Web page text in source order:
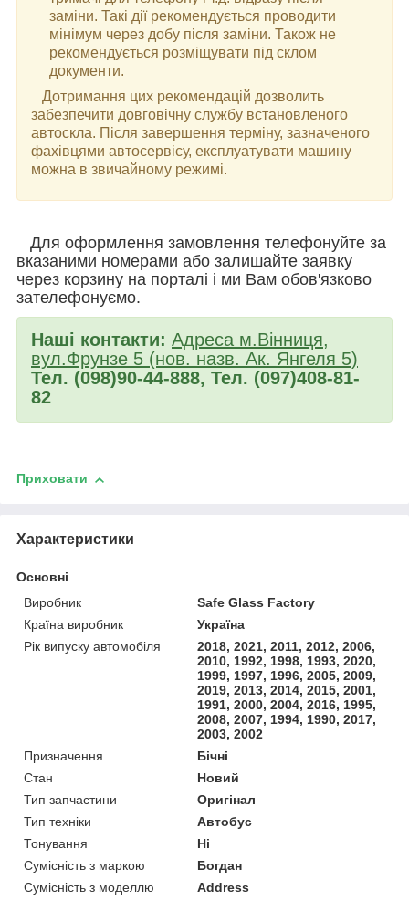
заміни. Такі дії рекомендується проводити
мінімум через добу після заміни. Також не
рекомендується розміщувати під склом
документи.
Дотримання цих рекомендацій дозволить
забезпечити довговічну службу встановленого
автоскла. Після завершення терміну, зазначеного
фахівцями автосервісу, експлуатувати машину
можна в звичайному режимі.
Для оформлення замовлення телефонуйте за
вказаними номерами або залишайте заявку
через корзину на порталі і ми Вам обов'язково
зателефонуємо.
Наші контакти: Адреса м.Вінниця,
вул.Фрунзе 5 (нов. назв. Ак. Янгеля 5)
Тел. (098)90-44-888, Тел. (097)408-81-
82
Приховати
Характеристики
Основні
Виробник
Safe Glass Factory
Країна виробник
Україна
Рік випуску автомобіля
2018, 2021, 2011, 2012, 2006,
2010, 1992, 1998, 1993, 2020,
1999, 1997, 1996, 2005, 2009,
2019, 2013, 2014, 2015, 2001,
1991, 2000, 2004, 2016, 1995,
2008, 2007, 1994, 1990, 2017,
2003, 2002
Призначення
Бічні
Стан
Новий
Тип запчастини
Оригінал
Тип техніки
Автобус
Тонування
Ні
Сумісність з маркою
Богдан
Сумісність з моделлю
Address